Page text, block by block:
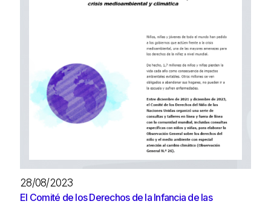
28/08/2023
El Comité de los Derechos de la Infancia de las